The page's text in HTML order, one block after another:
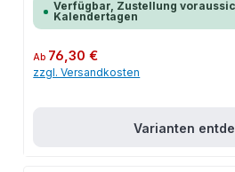
Verfügbar, Zustellung
Kalendertagen
Regulärer Preis:
Ab 76,30 €
zzgl. Versandkosten
Varianten